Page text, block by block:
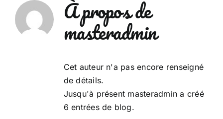
Passer
contenu
À propos de
masteradmin
Cet auteur n'a pas encore renseigné
de détails.
Jusqu'à présent masteradmin a créé
6 entrées de blog.